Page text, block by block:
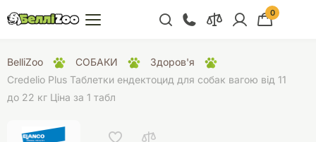
+38 (068) 300 91 91
Відділ продажу
0
BelliZoo СОБАКИ
Здоров'я
Credelio Plus Таблетки ендектоцид для собак вагою від 11
до 22 кг Ціна за 1 табл